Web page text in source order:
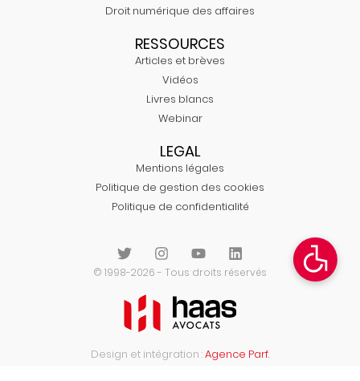
Droit numérique des affaires
RESSOURCES
Articles et brèves
Vidéos
Livres blancs
Webinar
LEGAL
Mentions légales
Politique de gestion des cookies
Politique de confidentialité
© 1998-2026 - Tous droits réservés
Design et intégration :Agence Parf.